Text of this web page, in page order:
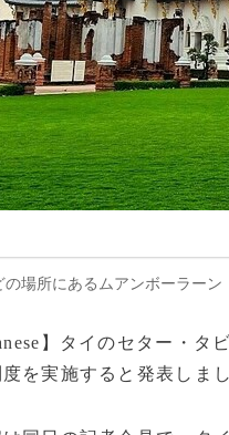
場所にあるムアンボーラーン
】タイのセター・
を実施すると発表しまし